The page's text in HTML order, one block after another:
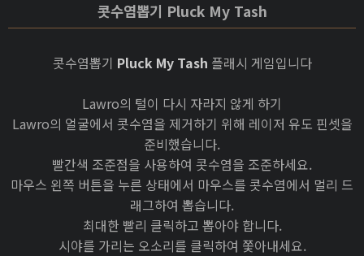
콧수염뽑기 Pluck My Tash
콧수염뽑기 Pluck My Tash 플래시 게임입니다
Lawro의 털이 다시 자라지 않게 하기
Lawro의 얼굴에서 콧수염을 제거하기 위해 레이저 유도 핀셋을
준비했습니다.
빨간색 조준점을 사용하여 콧수염을 조준하세요.
마우스 왼쪽 버튼을 누른 상태에서 마우스를 콧수염에서 멀리 드
래그하여 뽑습니다.
최대한 빨리 클릭하고 뽑아야 합니다.
시야를 가리는 오소리를 클릭하여 쫓아내세요.